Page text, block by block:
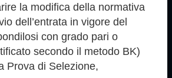
la modifica della normativa
dell’entrata in vigore del
con grado pari o
secondo il metodo BK)
Prova di Selezione,